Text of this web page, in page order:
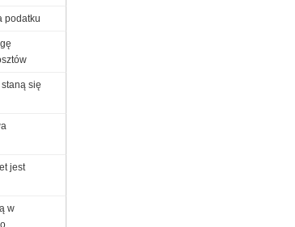
podatku
się
jest
w